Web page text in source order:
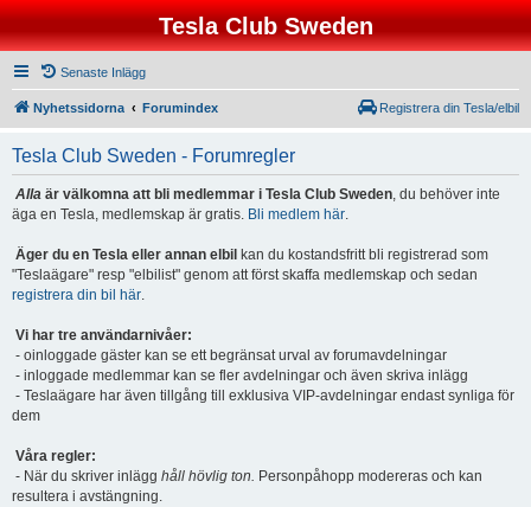
Tesla Club Sweden
Senaste Inlägg
Nyhetssidorna Forumindex Registrera din Tesla/elbil
Tesla Club Sweden - Forumregler
Alla är välkomna att bli medlemmar i Tesla Club Sweden, du behöver inte
äga en Tesla, medlemskap är gratis. Bli medlem här.
Äger du en Tesla eller annan elbil kan du kostandsfritt bli registrerad som
"Teslaägare" resp "elbilist" genom att först skaffa medlemskap och sedan
registrera din bil här.
Vi har tre användarnivåer:
- oinloggade gäster kan se ett begränsat urval av forumavdelningar
- inloggade medlemmar kan se fler avdelningar och även skriva inlägg
- Teslaägare har även tillgång till exklusiva VIP-avdelningar endast synliga för
dem
Våra regler:
- När du skriver inlägg håll hövlig ton. Personpåhopp modereras och kan
resultera i avstängning.